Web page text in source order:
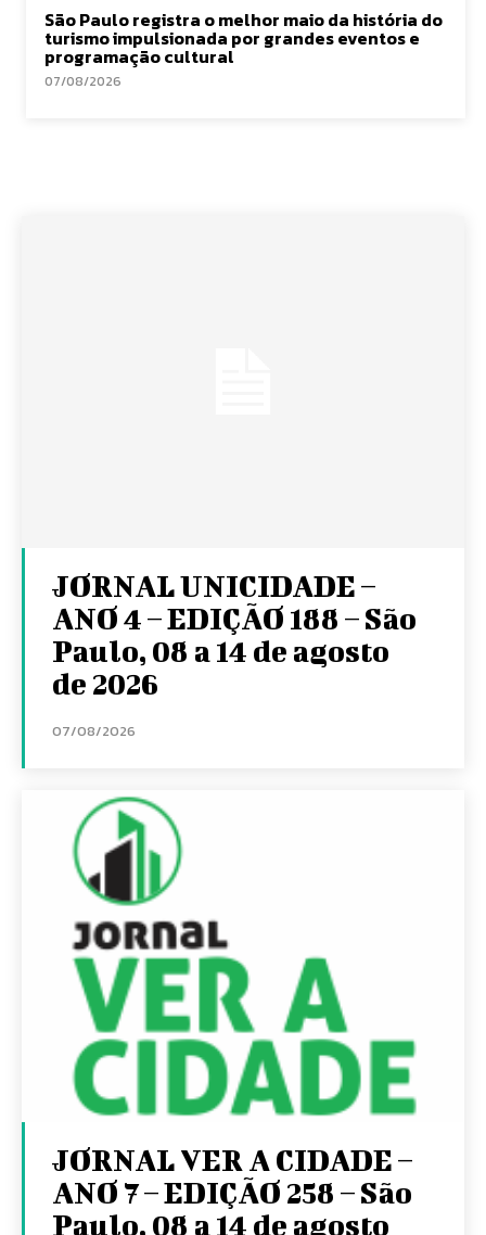
São Paulo registra o melhor maio da história do
turismo impulsionada por grandes eventos e
programação cultural
07/08/2026
JORNAL UNICIDADE –
ANO 4 – EDIÇÃO 188 – São
Paulo, 08 a 14 de agosto
de 2026
07/08/2026
JORNAL VER A CIDADE –
ANO 7 – EDIÇÃO 258 – São
Paulo, 08 a 14 de agosto